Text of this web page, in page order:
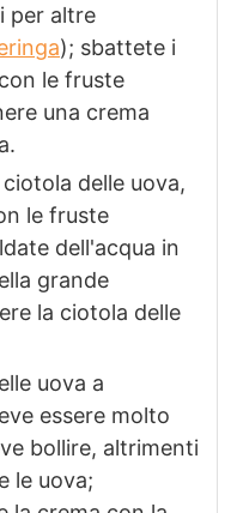
per altre
); sbattete i
le fruste
una crema
delle uova,
le fruste
dell'acqua in
grande
la ciotola delle
uova a
essere molto
bollire, altrimenti
le uova;